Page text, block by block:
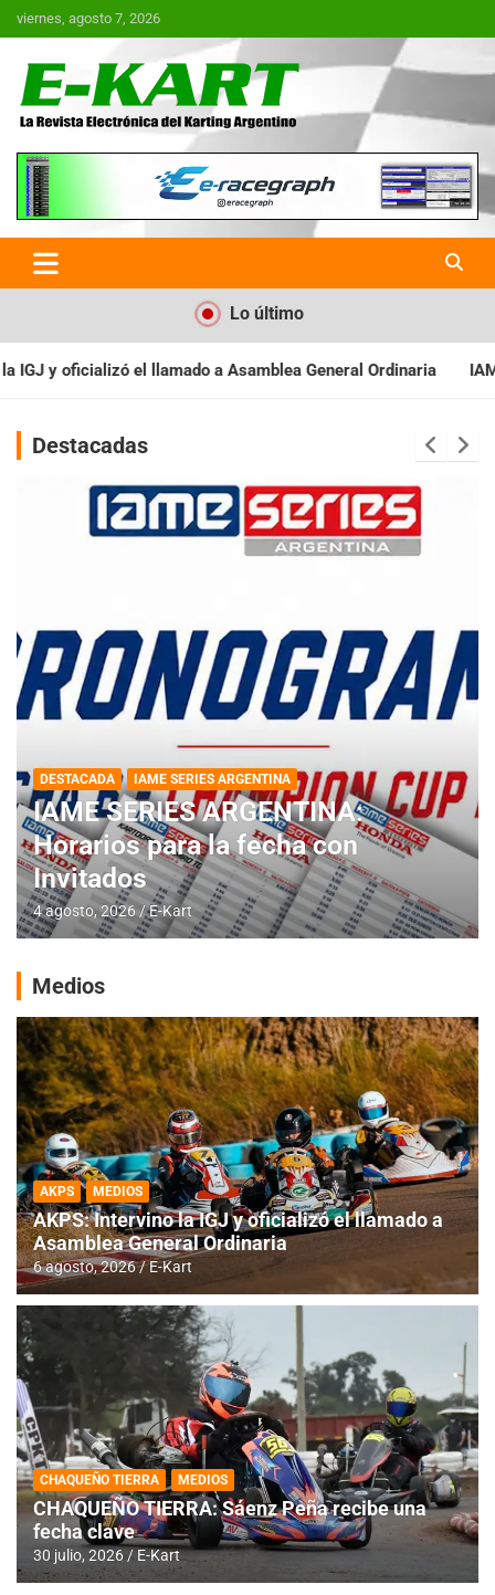
Saltar
al
viernes, agosto 7, 2026
E-Kart.com.ar | La Revista
Electrónica del Karting en
Argentina
Lo último
General Ordinaria IAME SERIES ARGENTINA:
Destacadas
DESTACADA IAME SERIES ARGENTINA
IAME SERIES ARGENTINA:
Horarios para la fecha con
Invitados
4 agosto, 2026 E-Kart
Medios
AKPS MEDIOS
AKPS: Intervino la IGJ y oficializó el llamado a
Asamblea General Ordinaria
6 agosto, 2026 E-Kart
CHAQUEÑO TIERRA MEDIOS
CHAQUEÑO TIERRA: Sáenz Peña recibe una
fecha clave
30 julio, 2026 E-Kart